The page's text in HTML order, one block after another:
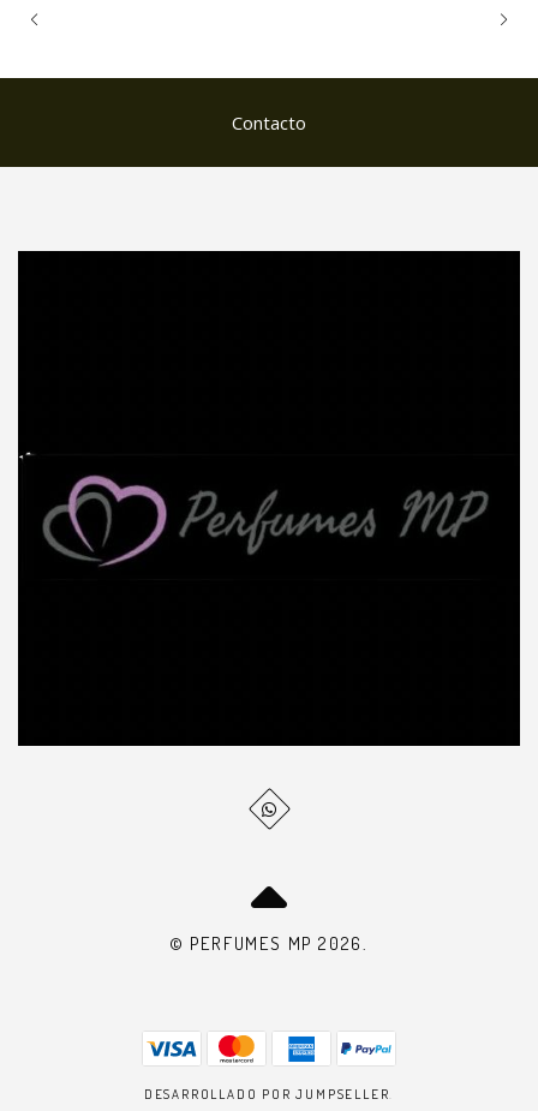
Contacto
© PERFUMES MP 2026.
DESARROLLADO POR JUMPSELLER